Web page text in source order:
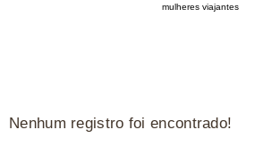
mulheres viajantes
Nenhum registro foi encontrado!